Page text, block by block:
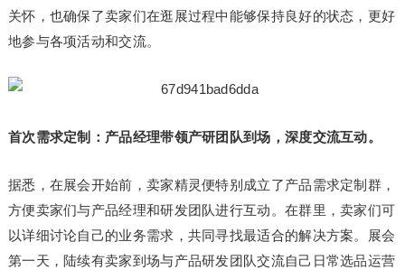
关怀，也确保了卖家们在逛展过程中能够保持良好的状态，更好
地参与各项活动和交流。
首次需求定制：产品经理带领产研团队到场，深度交流互动。
据悉，在展会开始前，卖家精灵便特别成立了产品需求定制群，
方便卖家们与产品经理和研发团队进行互动。在群里，卖家们可
以详细讨论自己的业务需求，共同寻找最适合的解决方案。展会
第一天，陆续有卖家到场与产品研发团队交流自己日常选品运营